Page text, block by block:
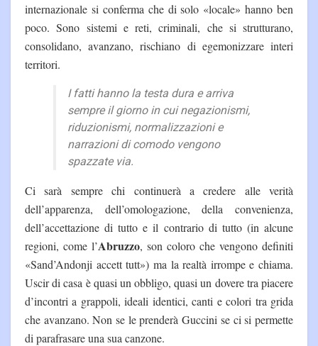
internazionale si conferma che di solo «locale» hanno ben
poco. Sono sistemi e reti, criminali, che si strutturano,
consolidano, avanzano, rischiano di egemonizzare interi
territori.
Ifatti hanno la testa dura e arriva
sempre il giorno in cui negazionismi,
riduzionismi, normalizzazioni e
narrazioni di comodo vengono
spazzate via.
Ci sarà sempre chi continuerà a credere alle verità
dell’apparenza, dell’omologazione, della convenienza,
dell’accettazione di tutto e il contrario di tutto (in alcune
regioni, come l’Abruzzo, son coloro che vengono definiti
«Sand’Andonji accett tutt») ma la realtà irrompe e chiama.
Uscir di casa è quasi un obbligo, quasi un dovere tra piacere
d’incontri a grappoli, ideali identici, canti e colori tra grida
che avanzano. Non se le prenderà Guccini se ci si permette
di parafrasare una sua canzone.